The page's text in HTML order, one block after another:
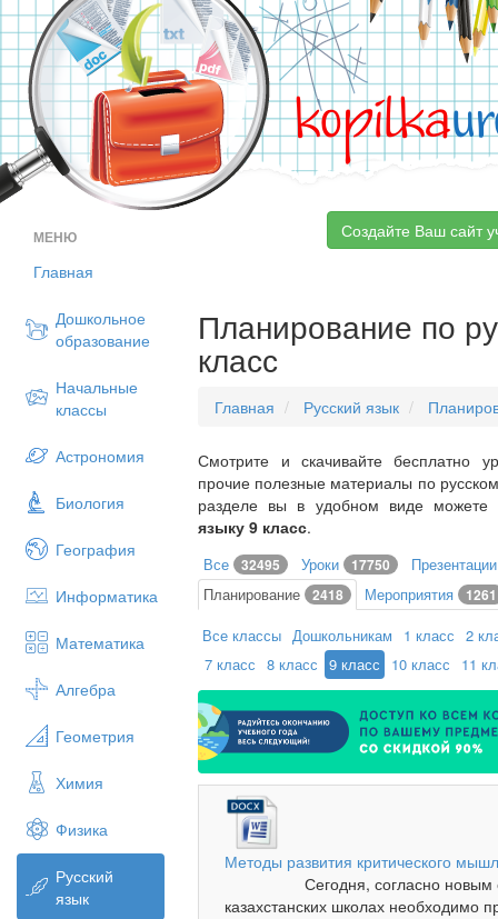
kopilka
МЕНЮ
Главная
Дошкольное
образование
Начальные
классы
Астрономия
Биология
География
Информатика
Математика
Алгебра
Геометрия
Химия
Физика
Русский
язык
Создайте Ваш сайт
Планирование по
класс
Главная Русский язык
Смотрите и скачивайте бесплатно
прочие полезные материалы по
разделе вы в удобном виде можете
языку 9 класс.
Все 32495 Уроки 17750
Планирование 2418 Мероприятия 1261
Все классы Дошкольникам 1 класс 2
7 класс 8 класс 9 класс 10 класс 11
Методы развития критического
Сегодня, согласно новым
казахстанских школах необходимо